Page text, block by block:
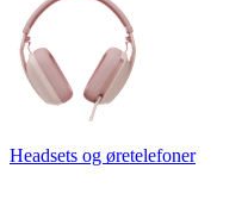
Headsets og øretelefoner